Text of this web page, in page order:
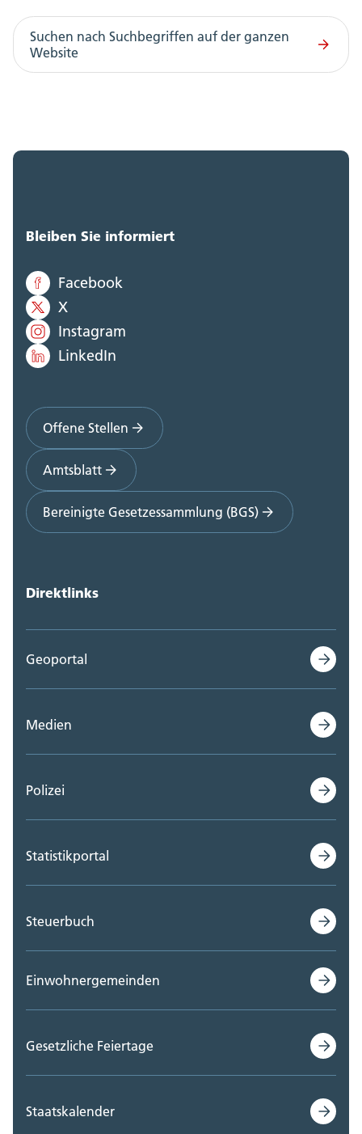
Suchen nach Suchbegriffen auf der ganzen
Website
Bleiben Sie informiert
Facebook
X
Instagram
LinkedIn
Offene Stellen
Amtsblatt
Bereinigte Gesetzessammlung (BGS)
Direktlinks
Geoportal
Medien
Polizei
Statistikportal
Steuerbuch
Einwohnergemeinden
Gesetzliche Feiertage
Staatskalender